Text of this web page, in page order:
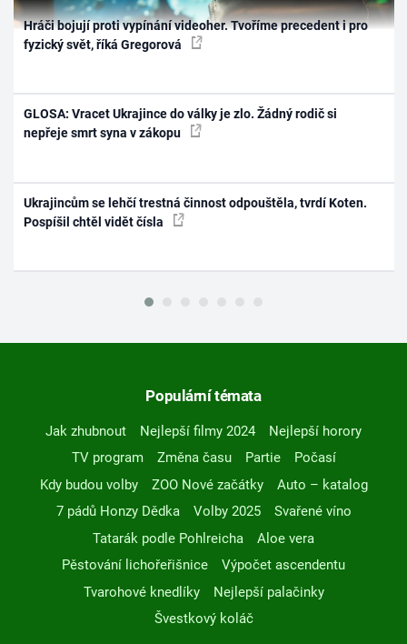
Hráči bojují proti vypínání videoher. Tvoříme precedent i pro
fyzický svět, říká Gregorová
GLOSA: Vracet Ukrajince do války je zlo. Žádný rodič si
nepřeje smrt syna v zákopu
Ukrajincům se lehčí trestná činnost odpouštěla, tvrdí Koten.
Pospíšil chtěl vidět čísla
Populární témata
Jak zhubnout Nejlepší filmy 2024
Nejlepší horory
TV program
Změna času Partie
Počasí
Kdy budou volby
ZOO Nové začátky
Auto – katalog
7 pádů Honzy Dědka
Volby 2025
Svařené víno
Tatarák podle Pohlreicha
Aloe vera
Pěstování lichořeřišnice
Výpočet ascendentu
Tvarohové knedlíky
Nejlepší palačinky
Švestkový koláč